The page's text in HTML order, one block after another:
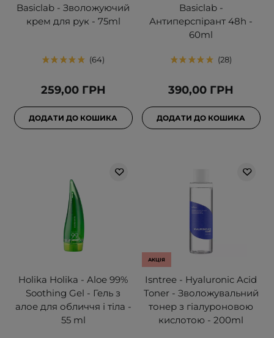
Basiclab - Зволожуючий
крем для рук - 75ml
64
259,00 ГРН
ДОДАТИ ДО КОШИКА
Basiclab -
Антиперспірант 48h -
60ml
28
390,00 ГРН
ДОДАТИ ДО КОШИКА
Holika Holika - Aloe 99%
Soothing Gel - Гель з
алое для обличчя і тіла -
55 ml
АКЦІЯ
Isntree - Hyaluronic Acid
Toner - Зволожувальний
тонер з гіалуроновою
кислотою - 200ml